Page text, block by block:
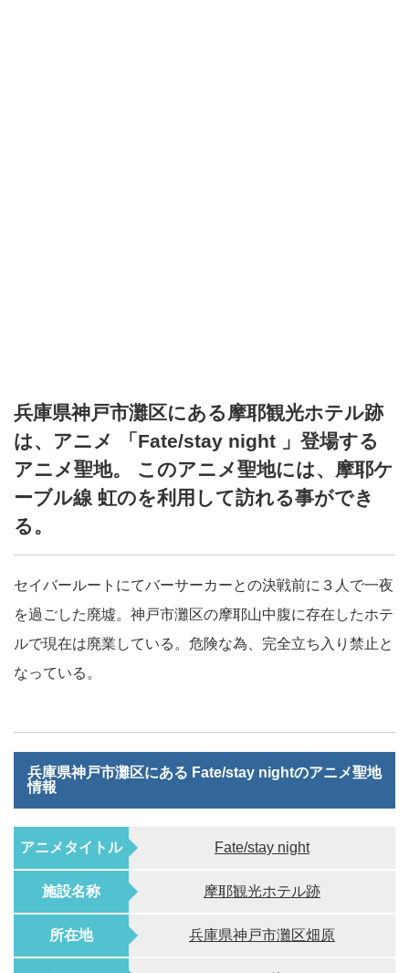
兵庫県神戸市灘区にある摩耶観光ホテル跡
は、アニメ 「Fate/stay night 」登場する
アニメ聖地。 このアニメ聖地には、摩耶ケ
ーブル線 虹のを利用して訪れる事ができ
る。
セイバールートにてバーサーカーとの決戦前に３人で一夜
を過ごした廃墟。神戸市灘区の摩耶山中腹に存在したホテ
ルで現在は廃業している。危険な為、完全立ち入り禁止と
なっている。
兵庫県神戸市灘区にある Fate/stay nightのアニメ聖地
情報
アニメタイトル Fate/stay night
施設名称 摩耶観光ホテル跡
所在地 兵庫県神戸市灘区畑原